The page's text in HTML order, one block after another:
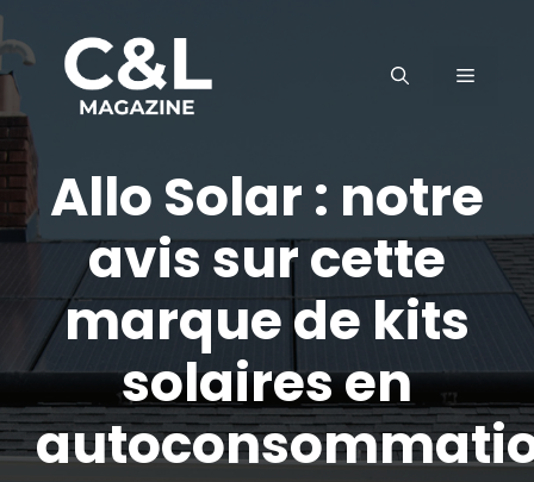
Aller
au
contenu
MENU
Allo Solar : notre
avis sur cette
marque de kits
solaires en